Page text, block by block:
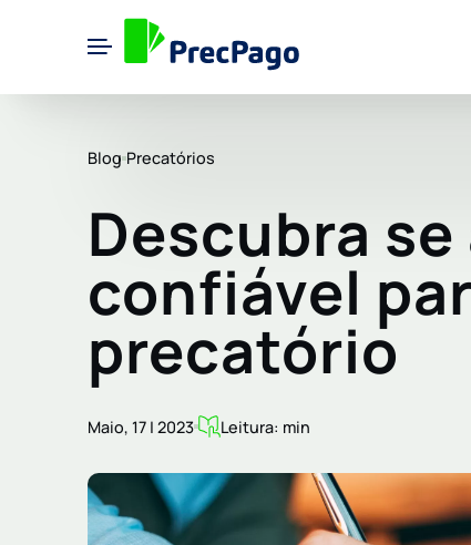
Blog Precatórios
Descubra
confiável
precatório
Maio, 17 | 2023 Leitura: min